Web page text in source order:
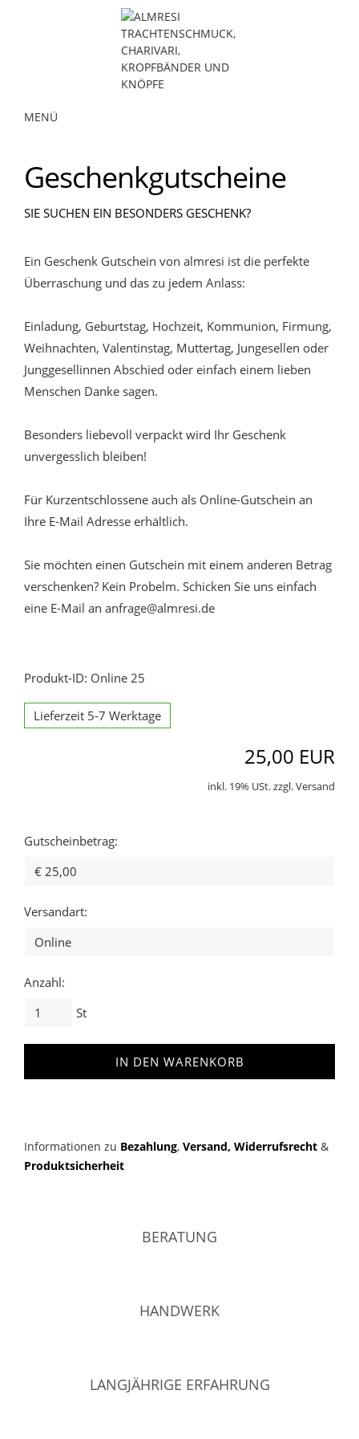
MENÜ
Geschenkgutscheine
SIE SUCHEN EIN BESONDERS GESCHENK?
Ein Geschenk Gutschein von almresi ist die perfekte
Überraschung und das zu jedem Anlass:
Einladung, Geburtstag, Hochzeit, Kommunion, Firmung,
Weihnachten, Valentinstag, Muttertag, Jungesellen oder
Junggesellinnen Abschied oder einfach einem lieben
Menschen Danke sagen.
Besonders liebevoll verpackt wird Ihr Geschenk
unvergesslich bleiben!
Für Kurzentschlossene auch als Online-Gutschein an
Ihre E-Mail Adresse erhältlich.
Sie möchten einen Gutschein mit einem anderen Betrag
verschenken? Kein Probelm. Schicken Sie uns einfach
eine E-Mail an anfrage@almresi.de
Produkt-ID: Online 25
Lieferzeit 5-7 Werktage
25,00 EUR
inkl. 19% USt. zzgl. Versand
Gutscheinbetrag:
Versandart:
Anzahl:
St
IN DEN WARENKORB
Informationen zu Bezahlung, Versand, Widerrufsrecht &
Produktsicherheit
BERATUNG
HANDWERK
LANGJÄHRIGE ERFAHRUNG